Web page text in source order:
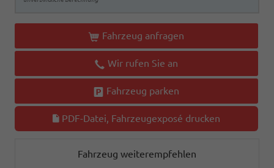
Fahrzeug anfragen
Wir rufen Sie an
Fahrzeug parken
PDF-Datei, Fahrzeugexposé drucken
Fahrzeug weiterempfehlen